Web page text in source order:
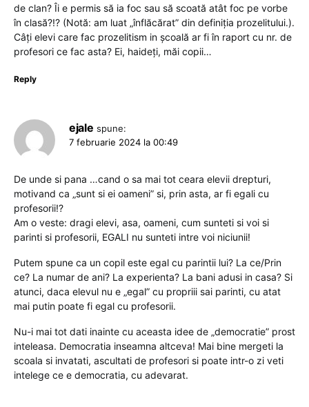
de clan? Îi e permis să ia foc sau să scoată atât foc pe vorbe
în clasă?!? (Notă: am luat „înflăcărat” din definiția prozelitului.).
Câți elevi care fac prozelitism in școală ar fi în raport cu nr. de
profesori ce fac asta? Ei, haideți, măi copii…
Reply
ejale spune:
7 februarie 2024 la 00:49
De unde si pana …cand o sa mai tot ceara elevii drepturi,
motivand ca „sunt si ei oameni” si, prin asta, ar fi egali cu
profesorii!?
Am o veste: dragi elevi, asa, oameni, cum sunteti si voi si
parinti si profesorii, EGALI nu sunteti intre voi niciunii!
Putem spune ca un copil este egal cu parintii lui? La ce/Prin
ce? La numar de ani? La experienta? La bani adusi in casa? Si
atunci, daca elevul nu e „egal” cu propriii sai parinti, cu atat
mai putin poate fi egal cu profesorii.
Nu-i mai tot dati inainte cu aceasta idee de „democratie” prost
inteleasa. Democratia inseamna altceva! Mai bine mergeti la
scoala si invatati, ascultati de profesori si poate intr-o zi veti
intelege ce e democratia, cu adevarat.